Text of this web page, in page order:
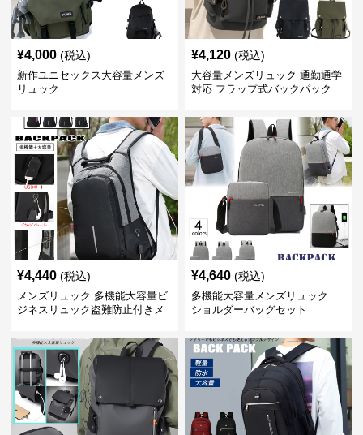
¥4,000 (税込)
新作ユニセックス大容量メンズ
リュック
¥4,120 (税込)
大容量メンズリュック 通勤通学
対応 フラップ式バックパック
¥4,440 (税込)
メンズリュック 多機能大容量ビ
ジネスリュック盗難防止付きメ
¥4,640 (税込)
多機能大容量メンズリュック
ショルダーバッグセット